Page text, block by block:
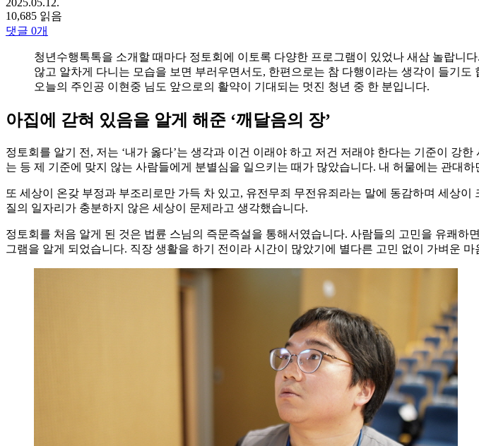
2025.05.12.
10,685 읽음
댓글 0개
청년수행톡톡을 소개할 때마다 정토회에 이토록 다양한 프로그램이 있었나 새삼 놀랍니
않고 알차게 다니는 모습을 보면 부러우면서도, 한편으로는 참 다행이라는 생각이 들기
오늘의 주인공 이현중 님도 앞으로의 활약이 기대되는 멋진 청년 중 한 분입니다.
아집에 갇혀 있음을 알게 해준 ‘깨달음의 장’
정토회를 알기 전, 저는 ‘내가 옳다’는 생각과 이건 이래야 하고 저건 저래야 한다는 기준이 강
는 등 제 기준에 맞지 않는 사람들에게 분별심을 일으키는 때가 많았습니다. 내 허물에는 관대
또 세상이 온갖 부정과 부조리로만 가득 차 있고, 유전무죄 무전유죄라는 말에 동감하며 세상
질의 일자리가 충분하지 않은 세상이 문제라고 생각했습니다.
정토회를 처음 알게 된 것은 법륜 스님의 즉문즉설을 통해서였습니다. 사람들의 고민을 유쾌
그램을 알게 되었습니다. 직장 생활을 하기 전이라 시간이 많았기에 별다른 고민 없이 가벼운